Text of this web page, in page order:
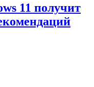
11 получит